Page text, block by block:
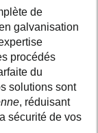
de
galvanisation
procédés
du
solutions sont
, réduisant
sécurité de vos